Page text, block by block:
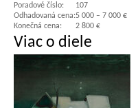
Poradové číslo:
107
Odhadovaná cena:5 000 – 7 000 €
Konečná cena:
2 800 €
Viac o diele